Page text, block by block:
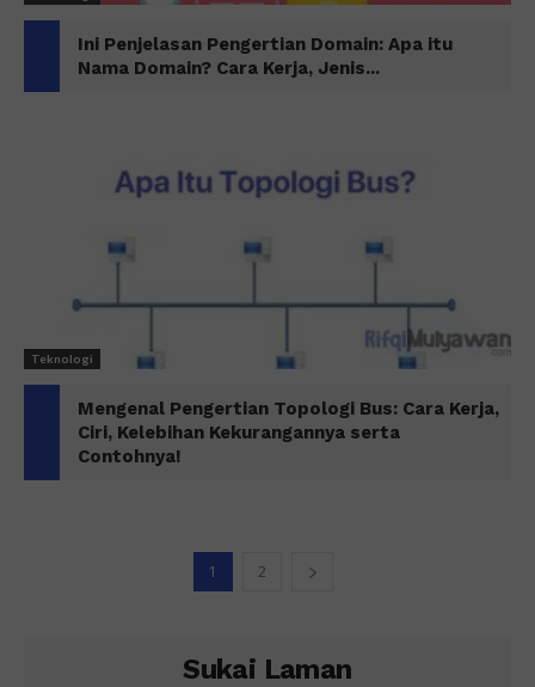
Ini Penjelasan Pengertian Domain: Apa itu
Nama Domain? Cara Kerja, Jenis...
Teknologi
Mengenal Pengertian Topologi Bus: Cara Kerja,
Ciri, Kelebihan Kekurangannya serta
Contohnya!
1 2
Sukai Laman